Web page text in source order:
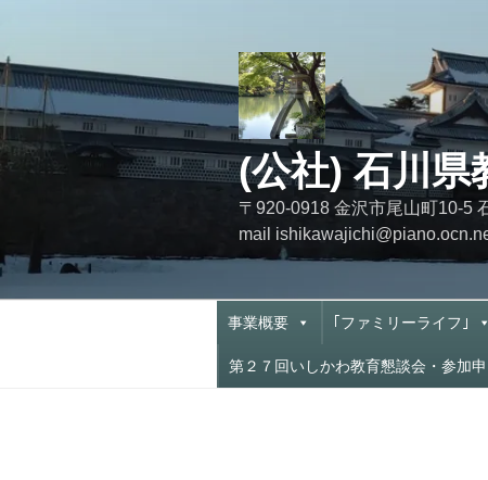
テ
ン
ツ
へ
ス
(公社) 石川県
〒920-0918 金沢市尾
mail
事業概要 ｢ファミリーライフ｣
第２７回いしかわ教育懇談会・参加